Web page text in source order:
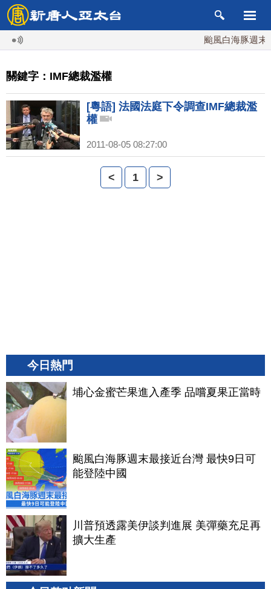
颱風白海豚週末
關鍵字：IMF總裁濫權
[粵語] 法國法庭下令調查IMF總裁濫
權
2011-08-05 08:27:00
< 1 >
今日熱門
埔心金蜜芒果進入產季 品嚐夏果正當時
颱風白海豚週末最接近台灣 最快9日可
能登陸中國
川普預透露美伊談判進展 美彈藥充足再
擴大生產